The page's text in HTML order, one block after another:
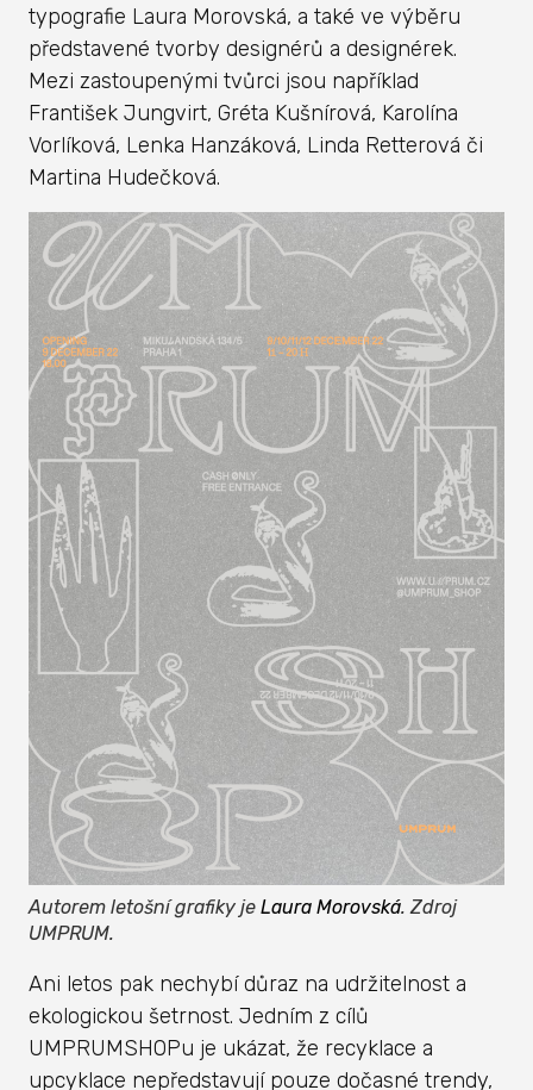
typografie Laura Morovská, a také ve výběru
představené tvorby designérů a designérek.
Mezi zastoupenými tvůrci jsou například
František Jungvirt, Gréta Kušnírová, Karolína
Vorlíková, Lenka Hanzáková, Linda Retterová či
Martina Hudečková.
Autorem letošní grafiky je Laura Morovská. Zdroj
UMPRUM.
Ani letos pak nechybí důraz na udržitelnost a
ekologickou šetrnost. Jedním z cílů
UMPRUMSHOPu je ukázat, že recyklace a
upcyklace nepředstavují pouze dočasné trendy,